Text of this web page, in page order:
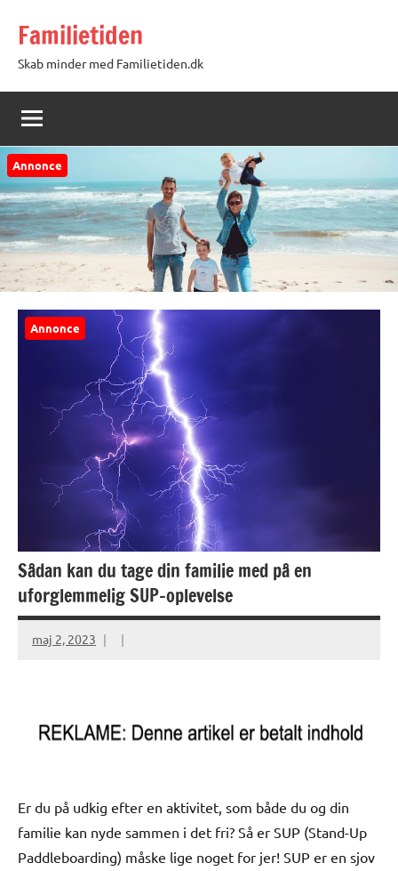
indhold
Familietiden
Skab minder med Familietiden.dk
Annonce
Annonce
Sådan kan du tage din familie med på en
uforglemmelig SUP-oplevelse
maj 2, 2023
Er du på udkig efter en aktivitet, som både du og din
familie kan nyde sammen i det fri? Så er SUP (Stand-Up
Paddleboarding) måske lige noget for jer! SUP er en sjov